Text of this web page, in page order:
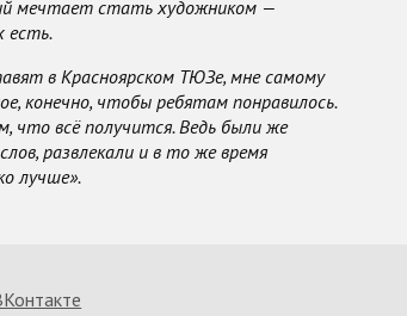
мечтает стать художником —
есть.
в Красноярском ТЮЗе, мне самому
конечно, чтобы ребятам понравилось.
что всё получится. Ведь были же
развлекали и в то же время
лучше».